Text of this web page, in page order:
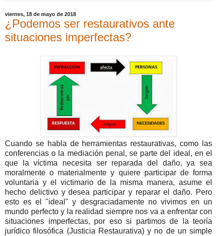
viernes, 18 de mayo de 2018
¿Podemos ser restaurativos ante
situaciones imperfectas?
Cuando se habla de herramientas restaurativas, como las
conferencias o la mediación penal, se parte del ideal, en el
que la víctima necesita ser reparada del daño, ya sea
moralmente o materialmente y quiere participar de forma
voluntaria y el victimario de la misma manera, asume el
hecho delictivo y desea participar y reparar el daño. Pero
esto es el "ideal" y desgraciadamente no vivimos en un
mundo perfecto y la realidad siempre nos va a enfrentar con
situaciones imperfectas, por eso si partimos de la teoría
jurídico filosófica (Justicia Restaurativa) y no de un simple